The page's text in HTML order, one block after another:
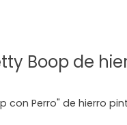
Boop de
con Perro" de hierro